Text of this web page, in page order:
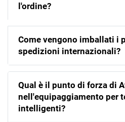
l'ordine?
Come vengono imballati i
spedizioni internazionali?
Qual è il punto di forza di
nell'equipaggiamento per
intelligenti?